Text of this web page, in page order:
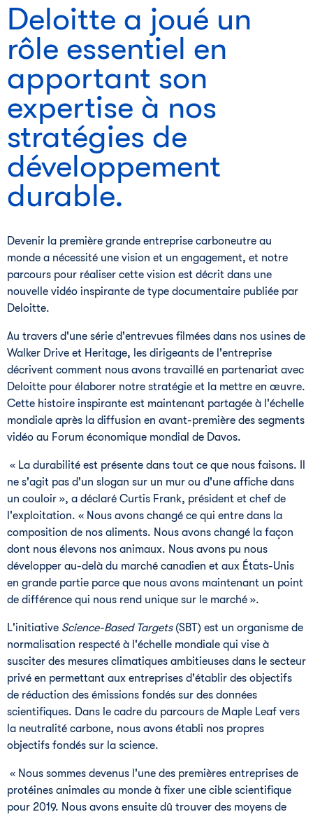
Deloitte a joué un
rôle essentiel en
apportant son
expertise à nos
stratégies de
développement
durable.
Devenir la première grande entreprise carboneutre au
monde a nécessité une vision et un engagement, et notre
parcours pour réaliser cette vision est décrit dans une
nouvelle vidéo inspirante de type documentaire publiée par
Deloitte.
Au travers d'une série d'entrevues filmées dans nos usines de
Walker Drive et Heritage, les dirigeants de l'entreprise
décrivent comment nous avons travaillé en partenariat avec
Deloitte pour élaborer notre stratégie et la mettre en œuvre.
Cette histoire inspirante est maintenant partagée à l'échelle
mondiale après la diffusion en avant-première des segments
vidéo au Forum économique mondial de Davos.
« La durabilité est présente dans tout ce que nous faisons. Il
ne s'agit pas d'un slogan sur un mur ou d'une affiche dans
un couloir », a déclaré Curtis Frank, président et chef de
l'exploitation. « Nous avons changé ce qui entre dans la
composition de nos aliments. Nous avons changé la façon
dont nous élevons nos animaux. Nous avons pu nous
développer au-delà du marché canadien et aux États-Unis
en grande partie parce que nous avons maintenant un point
de différence qui nous rend unique sur le marché ».
L'initiative Science-Based Targets(SBT) est un organisme de
normalisation respecté à l'échelle mondiale qui vise à
susciter des mesures climatiques ambitieuses dans le secteur
privé en permettant aux entreprises d'établir des objectifs
de réduction des émissions fondés sur des données
scientifiques. Dans le cadre du parcours de Maple Leaf vers
la neutralité carbone, nous avons établi nos propres
objectifs fondés sur la science.
« Nous sommes devenus l'une des premières entreprises de
protéines animales au monde à fixer une cible scientifique
pour 2019. Nous avons ensuite dû trouver des moyens de